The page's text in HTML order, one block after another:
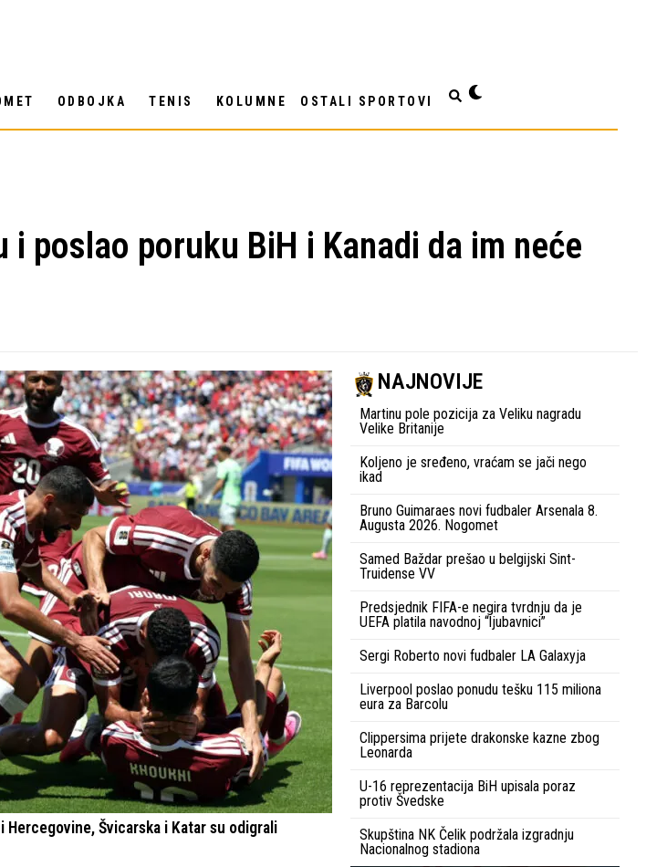
ODBOJKA TENIS KOLUMNE OSTALI SPORTOVI
poslao poruku BiH i Kanadi da im neće
Švicarska i Katar su odigrali
NAJNOVIJE
Martinu pole pozicija za Veliku nagradu
Velike Britanije
Koljeno je sređeno, vraćam se jači nego
ikad
Bruno Guimaraes novi fudbaler Arsenala 8.
Augusta 2026. Nogomet
Samed Baždar prešao u belgijski Sint-
Truidense VV
Predsjednik FIFA-e negira tvrdnju da je
UEFA platila navodnoj “ljubavnici”
Sergi Roberto novi fudbaler LA Galaxyja
Liverpool poslao ponudu tešku 115 miliona
eura za Barcolu
Clippersima prijete drakonske kazne zbog
Leonarda
U-16 reprezentacija BiH upisala poraz
protiv Švedske
Skupština NK Čelik podržala izgradnju
Nacionalnog stadiona